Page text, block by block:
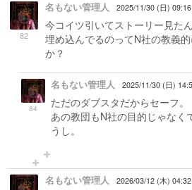
82
名もない管理人 2025/11/30 (日)
今コイツ引いてストーリー見た
埋め込んでるのってN社の教義
か？
84
名もない管理人 2025/11/30 (日)
ただのダブスタだからセーフ。
あの教団もN社の目的じゃなく
うし。
名もない管理人 2026/03/12 (木)